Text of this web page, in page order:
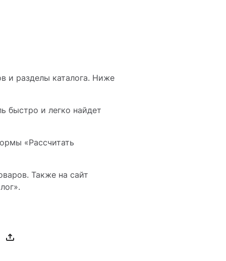
и разделы каталога. Ниже
быстро и легко найдет
«Рассчитать
Также на сайт